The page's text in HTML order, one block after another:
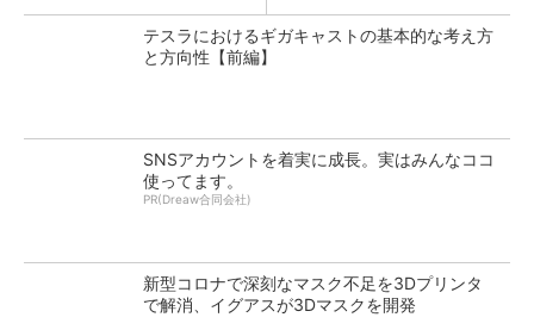
テスラにおけるギガキャストの基本的な考え方
と方向性【前編】
SNSアカウントを着実に成長。実はみんなココ
使ってます。
PR(Dreaw合同会社)
新型コロナで深刻なマスク不足を3Dプリンタ
で解消、イグアスが3Dマスクを開発